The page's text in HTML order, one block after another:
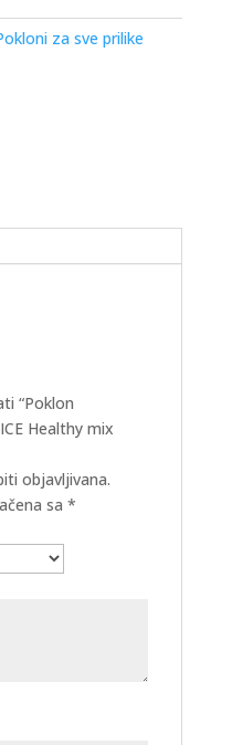
za sve prilike
“Poklon
Healthy mix
objavljivana.
sa *